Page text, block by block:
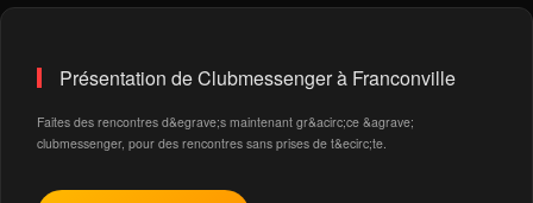
Présentation de Clubmessenger à Franconville
Faites des rencontres d&egrave;s maintenant gr&acirc;ce &agrave;
clubmessenger, pour des rencontres sans prises de t&ecirc;te.